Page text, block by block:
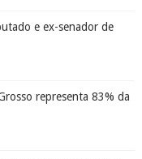
e ex-senador de
representa 83% da